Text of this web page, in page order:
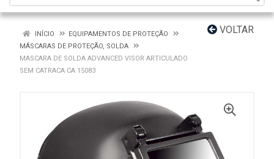
VOLTAR
INÍCIO
EQUIPAMENTOS DE PROTEÇÃO
MÁSCARAS DE PROTEÇÃO, SOLDA
MASCARA DE SOLDA ADVANCED VISOR ARTICULADO
SEM CATRACA CA 15083